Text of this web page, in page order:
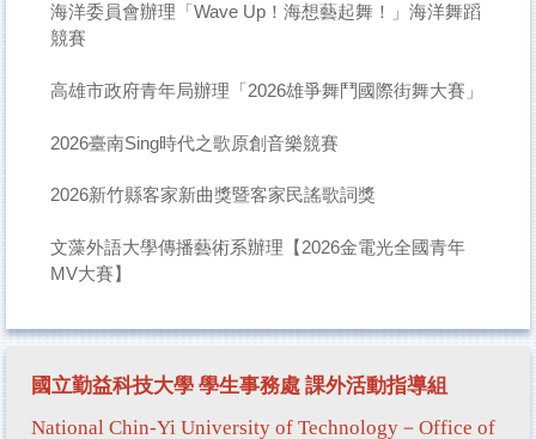
海洋委員會辦理「Wave Up！海想藝起舞！」海洋舞蹈
競賽
高雄市政府青年局辦理「2026雄爭舞鬥國際街舞大賽」
2026臺南Sing時代之歌原創音樂競賽
2026新竹縣客家新曲獎暨客家民謠歌詞獎
文藻外語大學傳播藝術系辦理【2026金電光全國青年
MV大賽】
國立勤益科技大學 學生事務處 課外活動指導組
National Chin-Yi University of Technology－Office of